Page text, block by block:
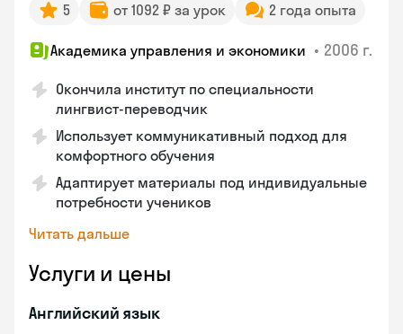
5 от 1092 ₽ за урок 2 года опыта
Академика управления и экономики • 2006 г.
Окончила институт по специальности
лингвист-переводчик
Использует коммуникативный подход для
комфортного обучения
Адаптирует материалы под индивидуальные
потребности учеников
Читать дальше
Услуги и цены
Английский язык